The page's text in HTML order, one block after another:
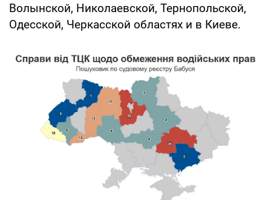
Волынской, Николаевской, Тернопольской,
Одесской, Черкасской областях и в Киеве.